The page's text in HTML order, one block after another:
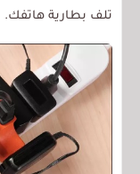
تلف بطارية هاتفك.